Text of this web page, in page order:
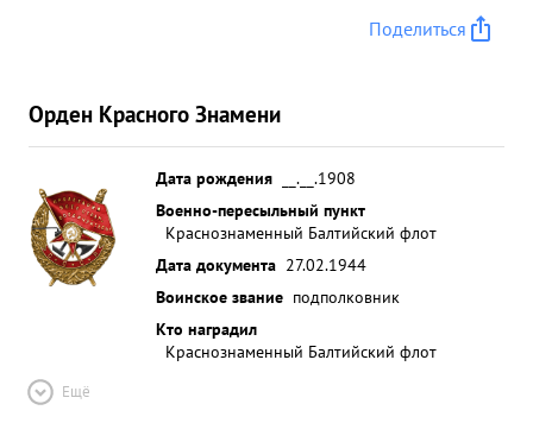
Поделиться
Орден Красного Знамени
Дата рождения
__.__.1908
Военно-пересыльный пункт
Краснознаменный Балтийский флот
Дата документа 27.02.1944
Воинское звание подполковник
Кто наградил
Краснознаменный Балтийский флот
Ещё